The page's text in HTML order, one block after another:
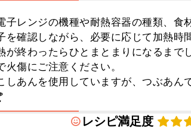
子レンジの機種や耐熱容器の種類、食
を確認しながら、必要に応じて加熱時
が終わったらひとまとまりになるまで
火傷にご注意ください。
しあんを使用していますが、つぶあん
レシピ満足度